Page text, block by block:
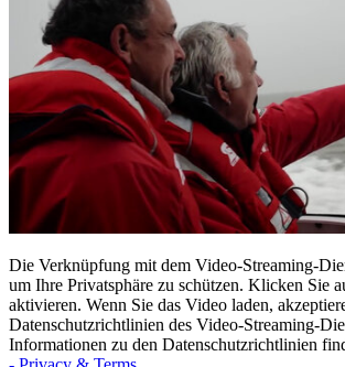
Die Verknüpfung mit dem Video-Streaming-
um Ihre Privatsphäre zu schützen. Klicken Sie
aktivieren. Wenn Sie das Video laden,
Datenschutzrichtlinien des Video-Streaming-
Informationen zu den Datenschutzrichtlinien